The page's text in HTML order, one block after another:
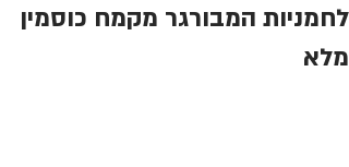
לחמניות המבורגר מקמח כוסמין
מלא